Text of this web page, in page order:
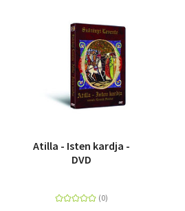
Atilla - Isten kardja -
DVD